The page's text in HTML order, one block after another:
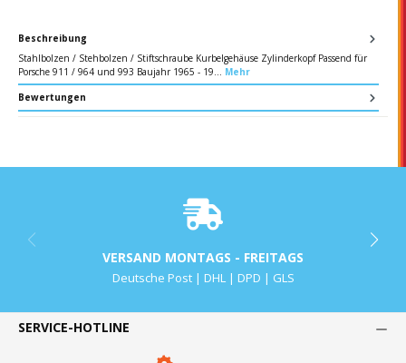
Beschreibung
Stahlbolzen / Stehbolzen / Stiftschraube Kurbelgehäuse Zylinderkopf Passend für
Porsche 911 / 964 und 993 Baujahr 1965 - 19… Mehr
Bewertungen
VERSAND MONTAGS - FREITAGS
Deutsche Post | DHL | DPD | GLS
SERVICE-HOTLINE